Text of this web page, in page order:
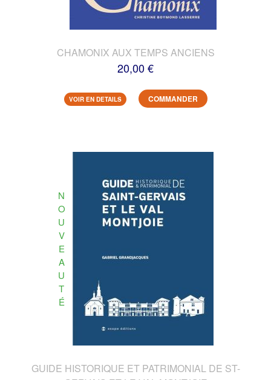
CHAMONIX AUX TEMPS ANCIENS
20,00 €
VOIR EN DETAILS COMMANDER
N
O
U
V
E
A
U
T
É
GUIDE HISTORIQUE ET PATRIMONIAL DE ST-